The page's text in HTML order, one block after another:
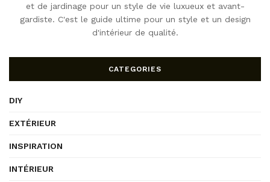
et de jardinage pour un style de vie luxueux et avant-
gardiste. C'est le guide ultime pour un style et un design
d'intérieur de qualité.
CATEGORIES
DIY
EXTÉRIEUR
INSPIRATION
INTÉRIEUR